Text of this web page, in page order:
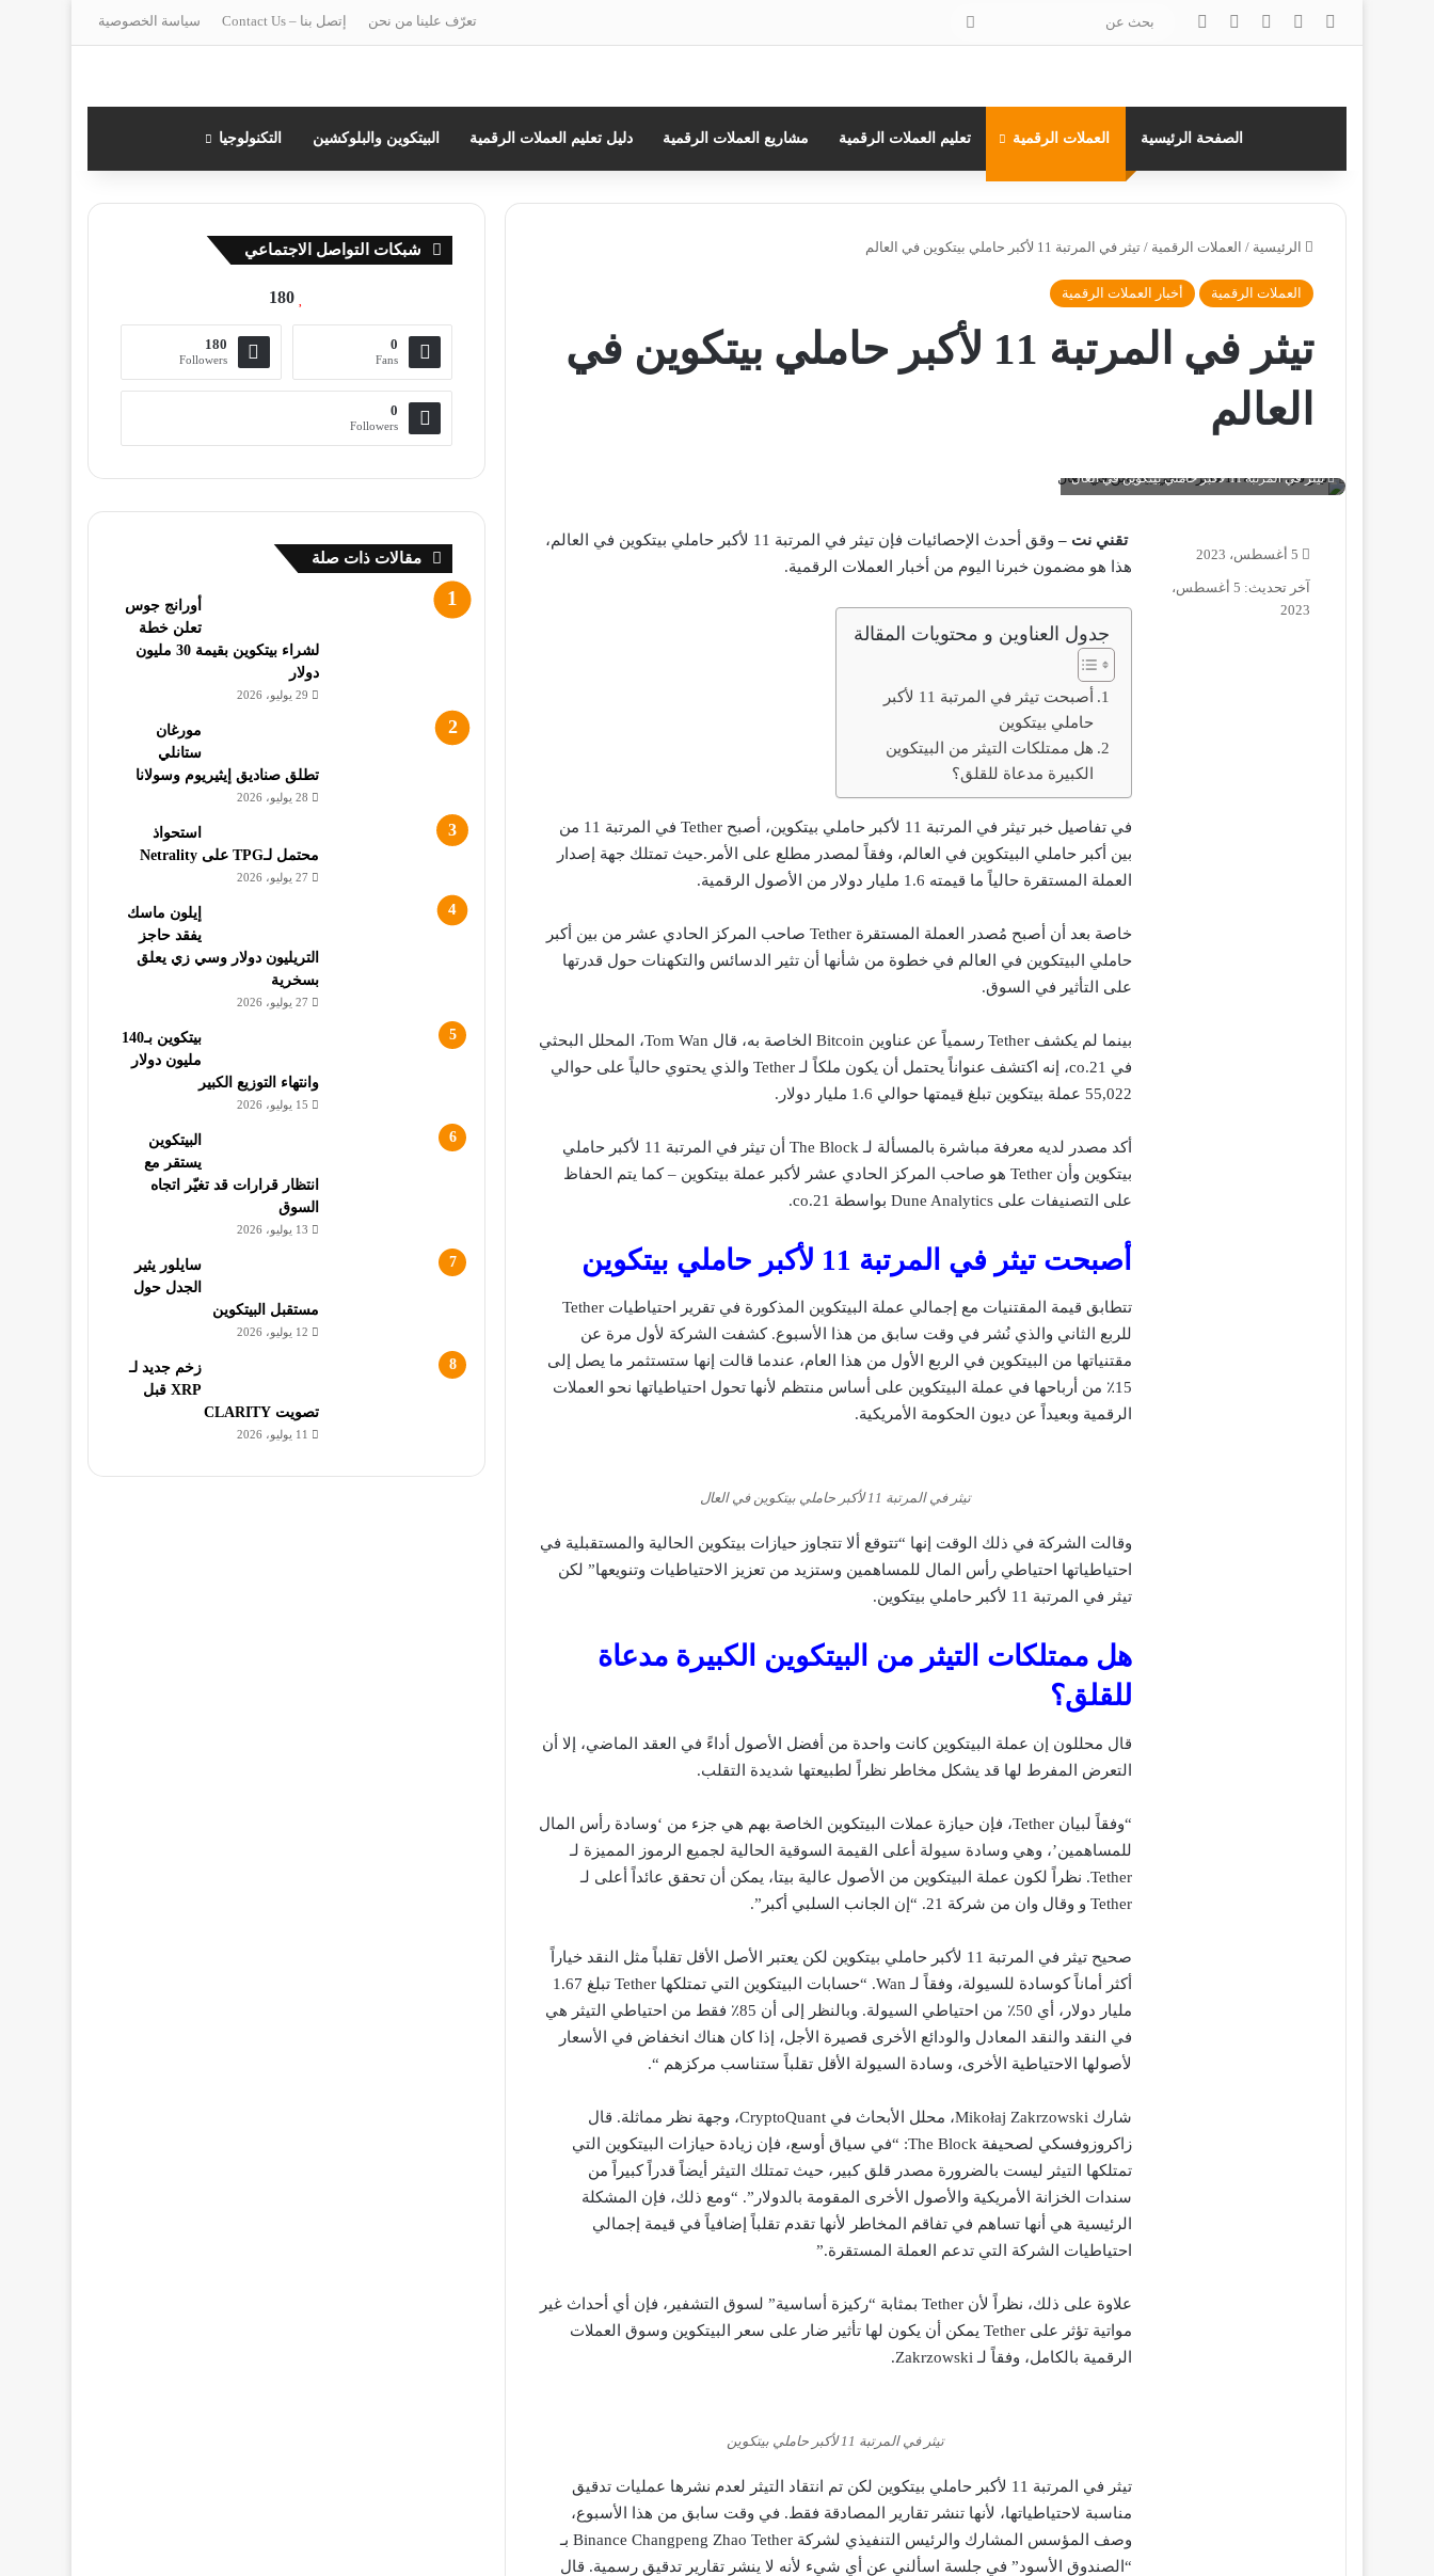
فيسبوك لينكدإن انستقرام بحث تعرّف علينا من نحن إتصل بنا – Contact Us سياسة الخصوصية
الصفحة الرئيسية العملات الرقمية تعليم العملات الرقمية مشاريع العملات الرقمية دليل تعليم العملات الرقمية البيتكوين والبلوكشين التكنولوجيا
الرئيسية / العملات الرقمية / تيثر في المرتبة 11 لأكبر حاملي بيتكوين في العالم
العملات الرقمية أخبار العملات الرقمية
تيثر في المرتبة 11 لأكبر حاملي بيتكوين في
العالم
تيثر في المرتبة 11 لأكبر حاملي بيتكوين في العال
تقني نت –
وقق أحدث الإحصائيات فإن تيثر في المرتبة 11 لأكبر حاملي بيتكوين في العالم،
هذا هو مضمون خبرنا اليوم من أخبار العملات الرقمية.
جدول العناوين و محتويات المقالة
أصبحت تيثر في المرتبة 11 لأكبر
حاملي بيتكوين
هل ممتلكات التيثر من البيتكوين
الكبيرة مدعاة للقلق؟
في تفاصيل خبر تيثر في المرتبة 11 لأكبر حاملي بيتكوين، أصبح Tether في المرتبة 11 من
بين أكبر حاملي البيتكوين في العالم، وفقاً لمصدر مطلع على الأمر.حيث تمتلك جهة إصدار
العملة المستقرة حالياً ما قيمته 1.6 مليار دولار من الأصول الرقمية.
خاصة بعد أن أصبح مُصدر العملة المستقرة Tether صاحب المركز الحادي عشر من بين أكبر
حاملي البيتكوين في العالم في خطوة من شأنها أن تثير الدسائس والتكهنات حول قدرتها
على التأثير في السوق.
بينما لم يكشف Tether رسمياً عن عناوين Bitcoin الخاصة به، قال Tom Wan، المحلل البحثي
في ​​21.co، إنه اكتشف عنواناً يحتمل أن يكون ملكاً لـ Tether والذي يحتوي حالياً على حوالي
55,022 عملة بيتكوين تبلغ قيمتها حوالي 1.6 مليار دولار.
أكد مصدر لديه معرفة مباشرة بالمسألة لـ The Block أن تيثر في المرتبة 11 لأكبر حاملي
بيتكوين وأن Tether هو صاحب المركز الحادي عشر لأكبر عملة بيتكوين – كما يتم الحفاظ
على التصنيفات على Dune Analytics بواسطة 21.co.
أصبحت تيثر في المرتبة 11 لأكبر حاملي بيتكوين
تتطابق قيمة المقتنيات مع إجمالي عملة البيتكوين المذكورة في تقرير احتياطيات Tether
للربع الثاني والذي نُشر في وقت سابق من هذا الأسبوع. كشفت الشركة لأول مرة عن
مقتنياتها من البيتكوين في الربع الأول من هذا العام، عندما قالت إنها ستستثمر ما يصل إلى
15٪ من أرباحها في عملة البيتكوين على أساس منتظم لأنها تحول احتياطياتها نحو العملات
الرقمية وبعيداً عن ديون الحكومة الأمريكية.
تيثر في المرتبة 11 لأكبر حاملي بيتكوين في العال
وقالت الشركة في ذلك الوقت إنها “تتوقع ألا تتجاوز حيازات بيتكوين الحالية والمستقبلية في
احتياطياتها احتياطي رأس المال للمساهمين وستزيد من تعزيز الاحتياطيات وتنويعها” لكن
تيثر في المرتبة 11 لأكبر حاملي بيتكوين.
هل ممتلكات التيثر من البيتكوين الكبيرة مدعاة
للقلق؟
قال محللون إن عملة البيتكوين كانت واحدة من أفضل الأصول أداءً في العقد الماضي، إلا أن
التعرض المفرط لها قد يشكل مخاطر نظراً لطبيعتها شديدة التقلب.
“وفقاً لبيان Tether، فإن حيازة عملات البيتكوين الخاصة بهم هي جزء من ‘وسادة رأس المال
للمساهمين’، وهي وسادة سيولة أعلى القيمة السوقية الحالية لجميع الرموز المميزة لـ
Tether. نظراً لكون عملة البيتكوين من الأصول عالية بيتا، يمكن أن تحقق عائداً أعلى لـ
Tether و وقال وان من شركة 21. “إن الجانب السلبي أكبر”.
صحيح تيثر في المرتبة 11 لأكبر حاملي بيتكوين لكن يعتبر الأصل الأقل تقلباً مثل النقد خياراً
أكثر أماناً كوسادة للسيولة، وفقاً لـ Wan. “حسابات البيتكوين التي تمتلكها Tether تبلغ 1.67
مليار دولار، أي 50٪ من احتياطي السيولة. وبالنظر إلى أن 85٪ فقط من احتياطي التيثر هي
في النقد والنقد المعادل والودائع الأخرى قصيرة الأجل، إذا كان هناك انخفاض في الأسعار
لأصولها الاحتياطية الأخرى، وسادة السيولة الأقل تقلباً ستناسب مركزهم “.
شارك Mikołaj Zakrzowski، محلل الأبحاث في CryptoQuant، وجهة نظر مماثلة. قال
زاكروزوفسكي لصحيفة The Block: “في سياق أوسع، فإن زيادة حيازات البيتكوين التي
تمتلكها التيثر ليست بالضرورة مصدر قلق كبير، حيث تمتلك التيثر أيضاً قدراً كبيراً من
سندات الخزانة الأمريكية والأصول الأخرى المقومة بالدولار”. “ومع ذلك، فإن المشكلة
الرئيسية هي أنها تساهم في تفاقم المخاطر لأنها تقدم تقلباً إضافياً في قيمة إجمالي
احتياطيات الشركة التي تدعم العملة المستقرة.”
علاوة على ذلك، نظراً لأن Tether بمثابة “ركيزة أساسية” لسوق التشفير، فإن أي أحداث غير
مواتية تؤثر على Tether يمكن أن يكون لها تأثير ضار على سعر البيتكوين وسوق العملات
الرقمية بالكامل، وفقاً لـ Zakrzowski.
تيثر في المرتبة 11 لأكبر حاملي بيتكوين
تيثر في المرتبة 11 لأكبر حاملي بيتكوين لكن تم انتقاد التيثر لعدم نشرها عمليات تدقيق
مناسبة لاحتياطياتها، لأنها تنشر تقارير المصادقة فقط. في وقت سابق من هذا الأسبوع،
وصف المؤسس المشارك والرئيس التنفيذي لشركة Binance Changpeng Zhao Tether بـ
“الصندوق الأسود” في جلسة اسألني عن أي شيء لأنه لا ينشر تقارير تدقيق رسمية. قال
5 أغسطس، 2023
آخر تحديث: 5 أغسطس،
2023
شبكات التواصل الاجتماعي
180
0
Fans
180
Followers
0
Followers
مقالات ذات صلة
أورانج جوس
تعلن خطة
لشراء بيتكوين بقيمة 30 مليون
دولار
29 يوليو، 2026
مورغان
ستانلي
تطلق صناديق إيثيريوم وسولانا
28 يوليو، 2026
استحواذ
محتمل لـTPG على Netrality
27 يوليو، 2026
إيلون ماسك
يفقد حاجز
التريليون دولار وسي زي يعلق
بسخرية
27 يوليو، 2026
بيتكوين بـ140
مليون دولار
وانتهاء التوزيع الكبير
15 يوليو، 2026
البيتكوين
يستقر مع
انتظار قرارات قد تغيّر اتجاه
السوق
13 يوليو، 2026
سايلور يثير
الجدل حول
مستقبل البيتكوين
12 يوليو، 2026
زخم جديد لـ
XRP قبل
تصويت CLARITY
11 يوليو، 2026